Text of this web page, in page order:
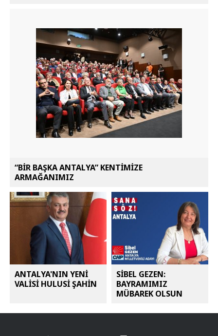
“BİR BAŞKA ANTALYA” KENTİMİZE
ARMAĞANIMIZ
ANTALYA'NIN YENİ
VALİSİ HULUSİ ŞAHİN
SİBEL GEZEN:
BAYRAMIMIZ
MÜBAREK OLSUN